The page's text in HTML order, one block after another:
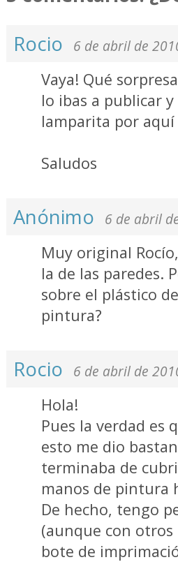
Rocio
6 de abril de
Vaya! Qué
lo ibas a publicar
lamparita por aquí
Saludos
Anónimo 6 de abril
Muy original
la de las paredes.
sobre el plástico
pintura?
Rocio 6 de abril de
Hola!
Pues la verdad es
esto me dio
terminaba de
manos de pintura
De hecho, tengo
(aunque con
bote de